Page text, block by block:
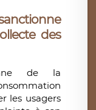
des
de la
les usagers